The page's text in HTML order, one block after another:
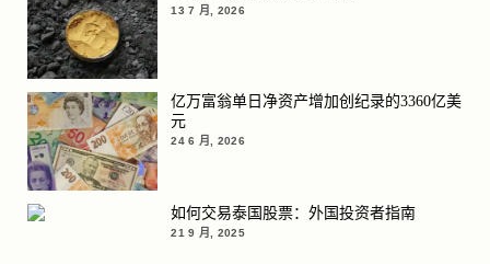
13 7 月, 2026
亿万富翁单日净资产增加创纪录的3360亿美
元
24 6 月, 2026
如何交易泰国股票：外国投资者指南
21 9 月, 2025